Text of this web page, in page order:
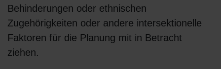
Behinderungen oder ethnischen
Zugehörigkeiten oder andere intersektionelle
Faktoren für die Planung mit in Betracht
ziehen.